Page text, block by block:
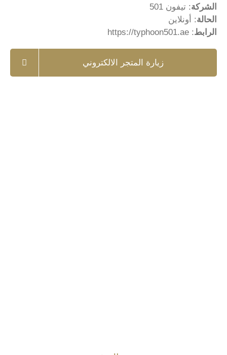
الشركة: تيفون 501
الحالة: أونلاين
الرابط:
https://typhoon501.ae
زيارة المتجر الالكتروني